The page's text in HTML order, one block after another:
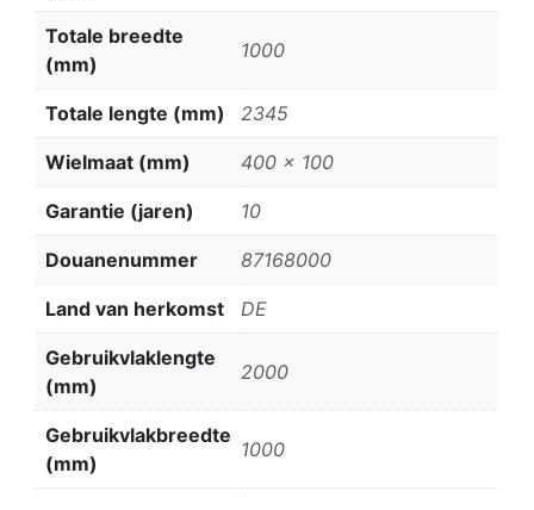
Totale breedte
(mm)
1000
Totale lengte (mm) 2345
Wielmaat (mm) 400 x 100
Garantie (jaren) 10
Douanenummer 87168000
Land van herkomst DE
Gebruikvlaklengte
(mm)
2000
Gebruikvlakbreedte
(mm)
1000